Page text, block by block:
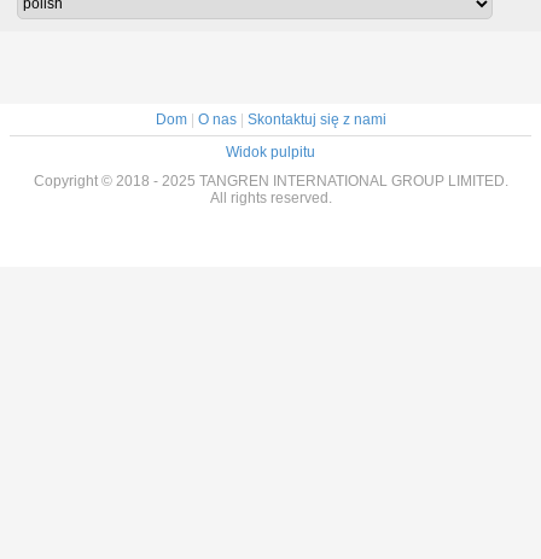
Dom| O nas| Skontaktuj się z nami
Widok pulpitu
Copyright © 2018 - 2025 TANGREN INTERNATIONAL GROUP LIMITED.
All rights reserved.